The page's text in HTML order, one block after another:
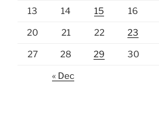
13 14 15 16
20 21 22 23
27 28 29 30
« Dec